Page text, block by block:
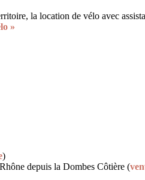
la location de vélo avec
»
)
depuis la Dombes Côtière (